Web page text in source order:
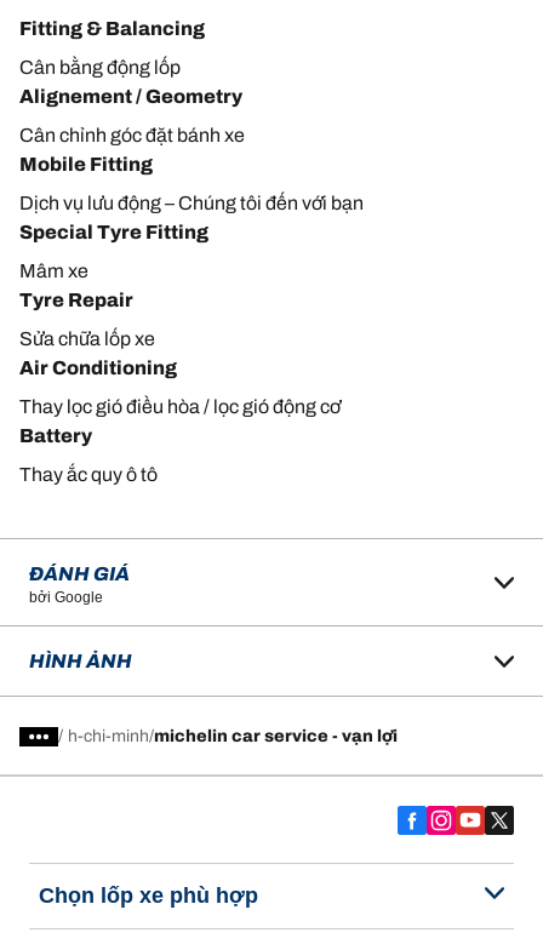
Vạn Lợi để trải nghiệm dịch vụ của chúng tôi.
Fitting & Balancing
Cân bằng động lốp
Alignement / Geometry
Cân chỉnh góc đặt bánh xe
Mobile Fitting
Dịch vụ lưu động – Chúng tôi đến với bạn
Special Tyre Fitting
Mâm xe
Tyre Repair
Sửa chữa lốp xe
Air Conditioning
Thay lọc gió điều hòa / lọc gió động cơ
Battery
Thay ắc quy ô tô
ĐÁNH GIÁ
bởi Google
HÌNH ẢNH
/ h-chi-minh michelin car service - vạn lợi
Chọn lốp xe phù hợp